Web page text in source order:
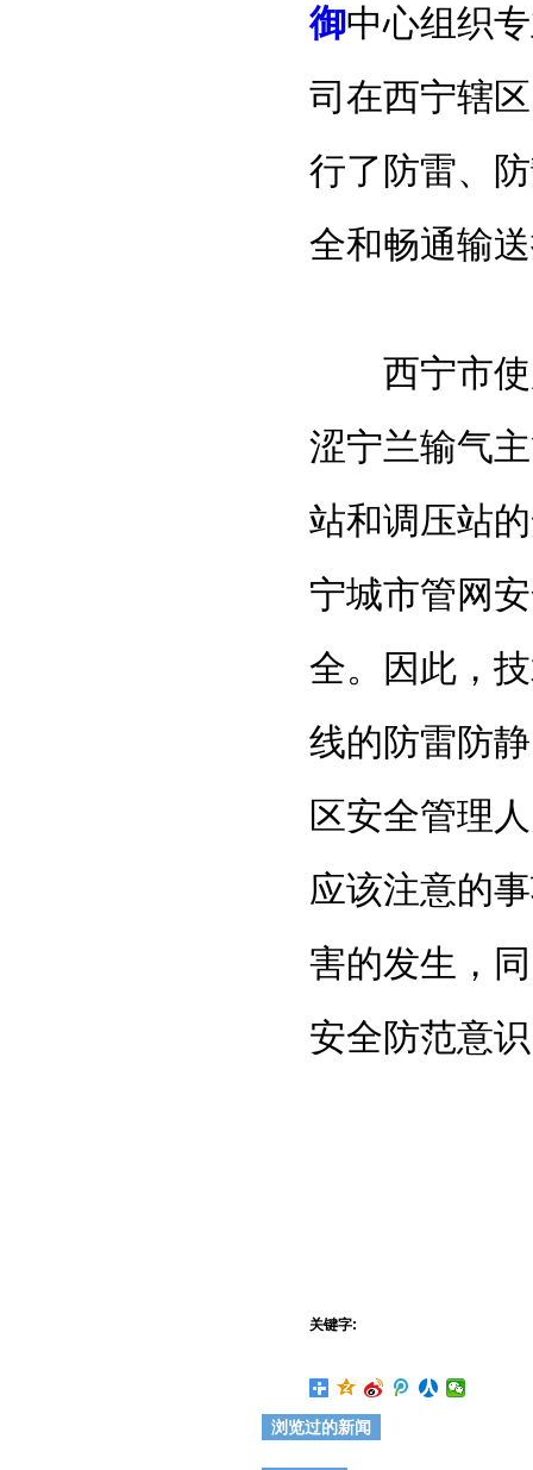
御中心组织
司在西宁辖
行了防雷、
全和畅通输
西宁市使
涩宁兰输气
站和调压站
宁城市管网
全。因此，
线的防雷防
区安全管理
应该注意的
害的发生，
安全防范意
关键字:
浏览过的新闻